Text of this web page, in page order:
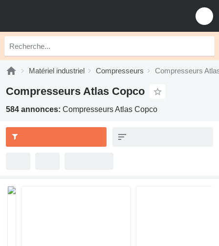
Matériel industriel Compresseurs Compresseurs
Compresseurs Atlas Copco
584 annonces: Compresseurs Atlas Copco